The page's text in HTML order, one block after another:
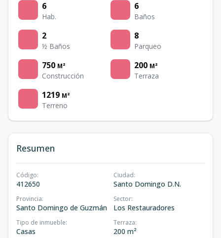
6
Hab.
6
Baños
2
½ Baños
8
Parqueo
750 M²
Construcción
200 M²
Terraza
1219 M²
Terreno
Resumen
Código:
412650
Ciudad:
Santo Domingo D.N.
Provincia:
Santo Domingo de Guzmán
Sector:
Los Restauradores
Tipo de inmueble:
Casas
Terraza:
200 m²